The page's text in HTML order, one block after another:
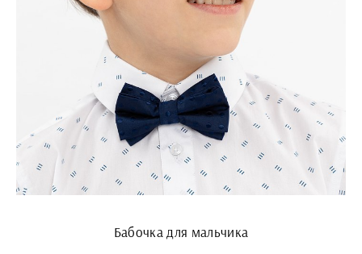
Бабочка для мальчика